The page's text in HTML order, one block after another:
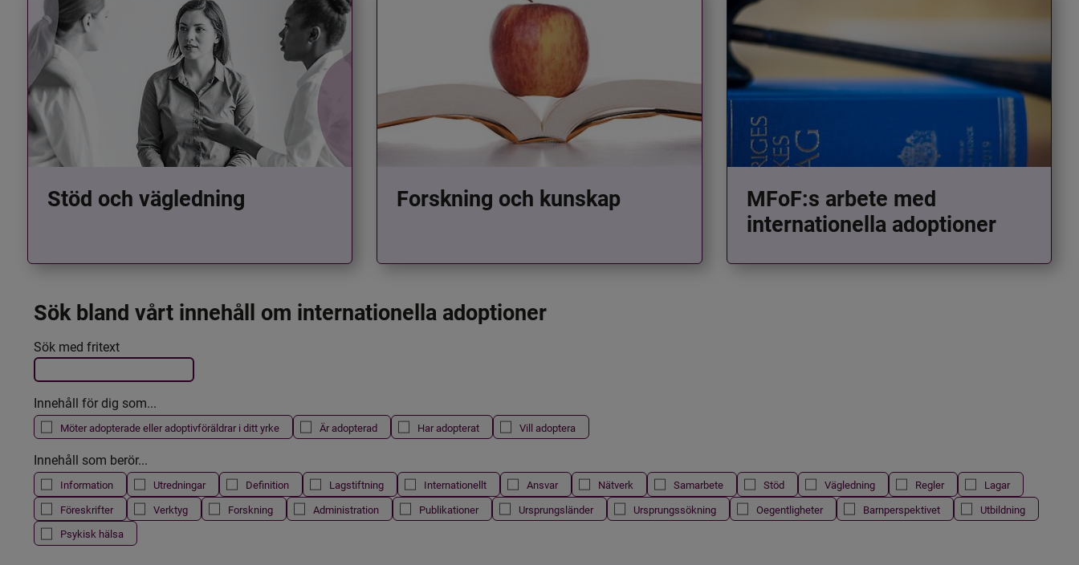
Stöd och vägledning Forskning och kunskap
MFoF:s arbete med
internationella adoptioner
Sök bland vårt innehåll om internationella adoptioner
Filtrera resultatet
Det här formuläret postas automatiskt
Sök med fritext
Innehåll för dig som...
Möter adopterade eller adoptivföräldrar i ditt yrke Är adopterad Har adopterat Vill adoptera
Innehåll som berör...
Information Utredningar Definition Lagstiftning Internationellt Ansvar Nätverk Samarbete Stöd Vägledning Regler
Lagar
Föreskrifter
Verktyg Forskning Administration Publikationer Ursprungsländer Ursprungssökning Oegentligheter Barnperspektivet
Utbildning
Psykisk hälsa